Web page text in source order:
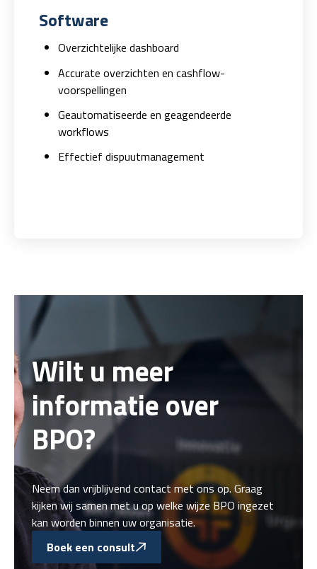
Software
Overzichtelijke dashboard
Accurate overzichten en cashflow-
voorspellingen
Geautomatiseerde en geagendeerde
workflows
Effectief dispuutmanagement
Wilt u meer
informatie over
BPO?
Neem dan vrijblijvend contact met ons op. Graag
kijken wij samen met u op welke wijze BPO ingezet
kan worden binnen uw organisatie.
Boek een consult